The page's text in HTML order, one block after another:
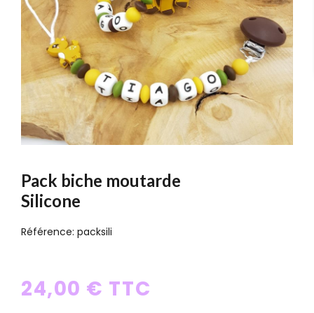
Pack biche moutarde
Silicone
Référence: packsili
24,00 € TTC